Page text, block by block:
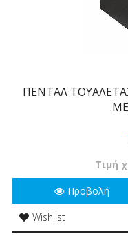
ΠΕΝΤΑΛ
ΜΕ
Τιμή
Προβολή
Wishlist